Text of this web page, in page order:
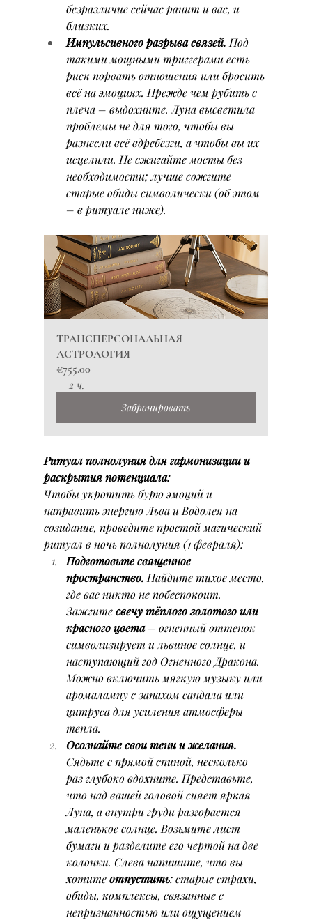
безразличие сейчас ранит и вас, и
близких.
Импульсивного разрыва связей. Под
такими мощными триггерами есть
риск порвать отношения или бросить
всё на эмоциях. Прежде чем рубить с
плеча – выдохните. Луна высветила
проблемы не для того, чтобы вы
разнесли всё вдребезги, а чтобы вы их
исцелили. Не сжигайте мосты без
необходимости; лучше сожгите
старые обиды символически (об этом
– в ритуале ниже).
ТРАНСПЕРСОНАЛЬНАЯ
АСТРОЛОГИЯ
€755.00
2 ч.
Забронировать
Ритуал полнолуния для гармонизации и
раскрытия потенциала:
Чтобы укротить бурю эмоций и
направить энергию Льва и Водолея на
созидание, проведите простой магический
ритуал в ночь полнолуния (1 февраля):
Подготовьте священное
пространство. Найдите тихое место,
где вас никто не побеспокоит.
Зажгите свечу тёплого золотого или
красного цвета – огненный оттенок
символизирует и львиное солнце, и
наступающий год Огненного Дракона.
Можно включить мягкую музыку или
аромалампу с запахом сандала или
цитруса для усиления атмосферы
тепла.
Осознайте свои тени и желания.
Сядьте с прямой спиной, несколько
раз глубоко вдохните. Представьте,
что над вашей головой сияет яркая
Луна, а внутри груди разгорается
маленькое солнце. Возьмите лист
бумаги и разделите его чертой на две
колонки. Слева напишите, что вы
хотите отпустить: старые страхи,
обиды, комплексы, связанные с
непризнанностью или ощущением